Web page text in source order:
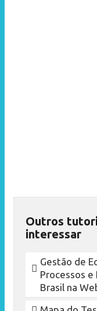
Outros
interessar
Gestão de
Processos e
Brasil na